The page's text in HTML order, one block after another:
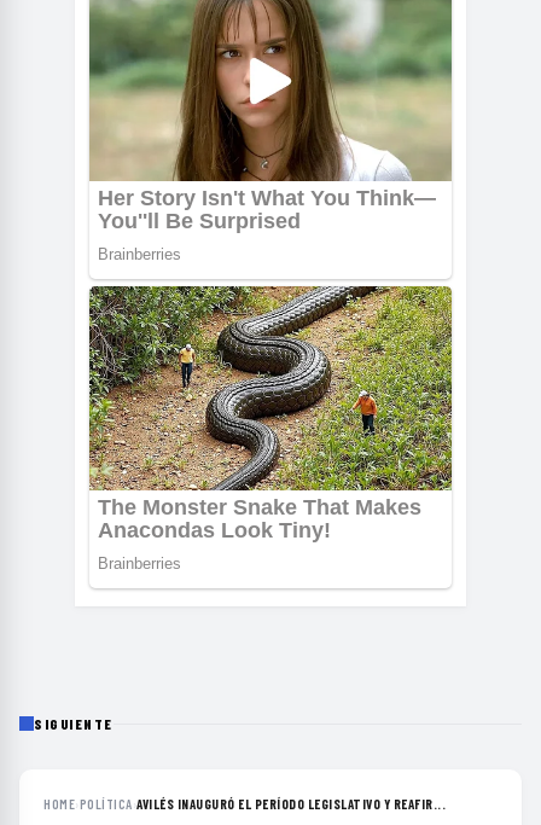
SIGUIENTE
HOME›POLÍTICA›AVILÉS INAUGURÓ EL PERÍODO LEGISLATIVO Y REAFIR...